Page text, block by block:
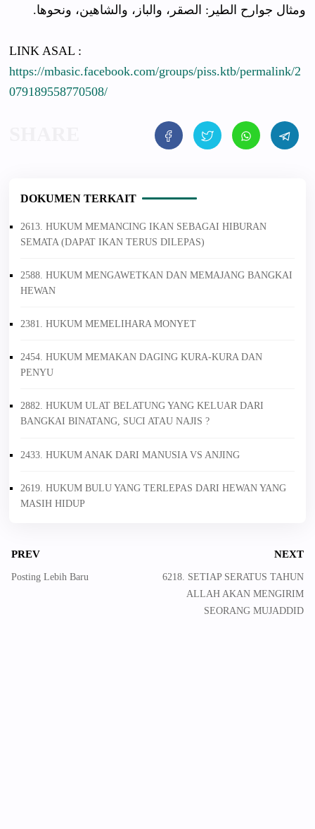
ومثال جوارح الطير: الصقر، والباز، والشاهين، ونحوها.
LINK ASAL :
https://mbasic.facebook.com/groups/piss.ktb/permalink/2
079189558770508/
DOKUMEN TERKAIT
2613. HUKUM MEMANCING IKAN SEBAGAI HIBURAN
SEMATA (DAPAT IKAN TERUS DILEPAS)
2588. HUKUM MENGAWETKAN DAN MEMAJANG BANGKAI
HEWAN
2381. HUKUM MEMELIHARA MONYET
2454. HUKUM MEMAKAN DAGING KURA-KURA DAN
PENYU
2882. HUKUM ULAT BELATUNG YANG KELUAR DARI
BANGKAI BINATANG, SUCI ATAU NAJIS ?
2433. HUKUM ANAK DARI MANUSIA VS ANJING
2619. HUKUM BULU YANG TERLEPAS DARI HEWAN YANG
MASIH HIDUP
PREV
Posting Lebih Baru
NEXT
6218. SETIAP SERATUS TAHUN
ALLAH AKAN MENGIRIM
SEORANG MUJADDID